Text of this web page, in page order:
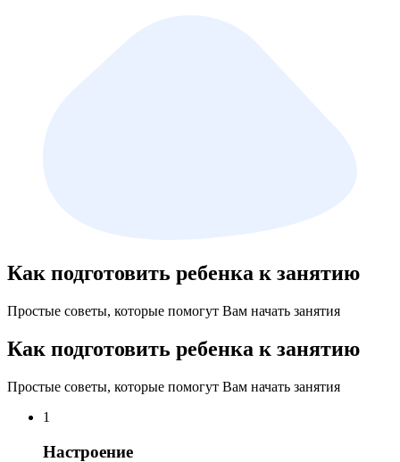
Как подготовить ребенка к занятию
Простые советы, которые помогут Вам начать занятия
Как подготовить ребенка к занятию
Простые советы, которые помогут Вам начать занятия
1
Настроение